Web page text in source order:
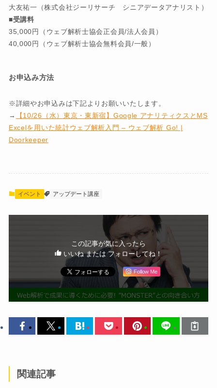
大友祐一（株式会社ジーリサーチ シニアデータアナリスト）
■受講料
35,000円（ウェブ解析士協会正会員/法人会員）
40,000円（ウェブ解析士協会無料会員/一般）
お申込み方法
※詳細やお申込みは下記よりお願いいたします。
→
【10/26（水）東京・東新宿】Google アナリティクスとMS
Excelを用いた統計ウェブ解析入門 – ウェブ解析 Go! |
Doorkeeper
イベント アップデート講座
この記事が気に入ったら
いいね または フォローしてね！
Follow Me
関連記事